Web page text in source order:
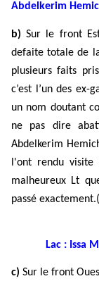
Abdelkerim
b) Sur le front
defaite totale de
plusieurs faits
c’est l’un des ex-
un nom doutant
ne pas dire
Abdelkerim
l'ont rendu visite
malheureux Lt
passé
Lac : Issa
c) Sur le front